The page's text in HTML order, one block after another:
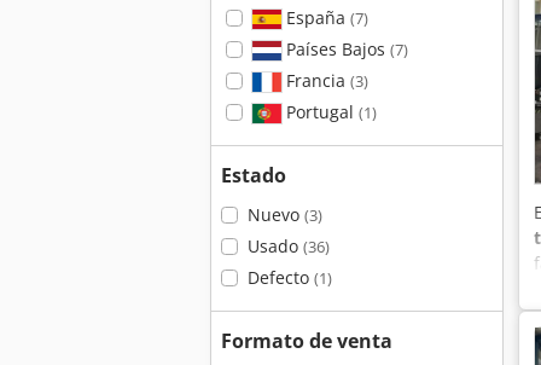
España (7)
Países Bajos (7)
Francia (3)
Portugal (1)
Estado
Nuevo (3)
Usado (36)
Defecto (1)
Formato de venta